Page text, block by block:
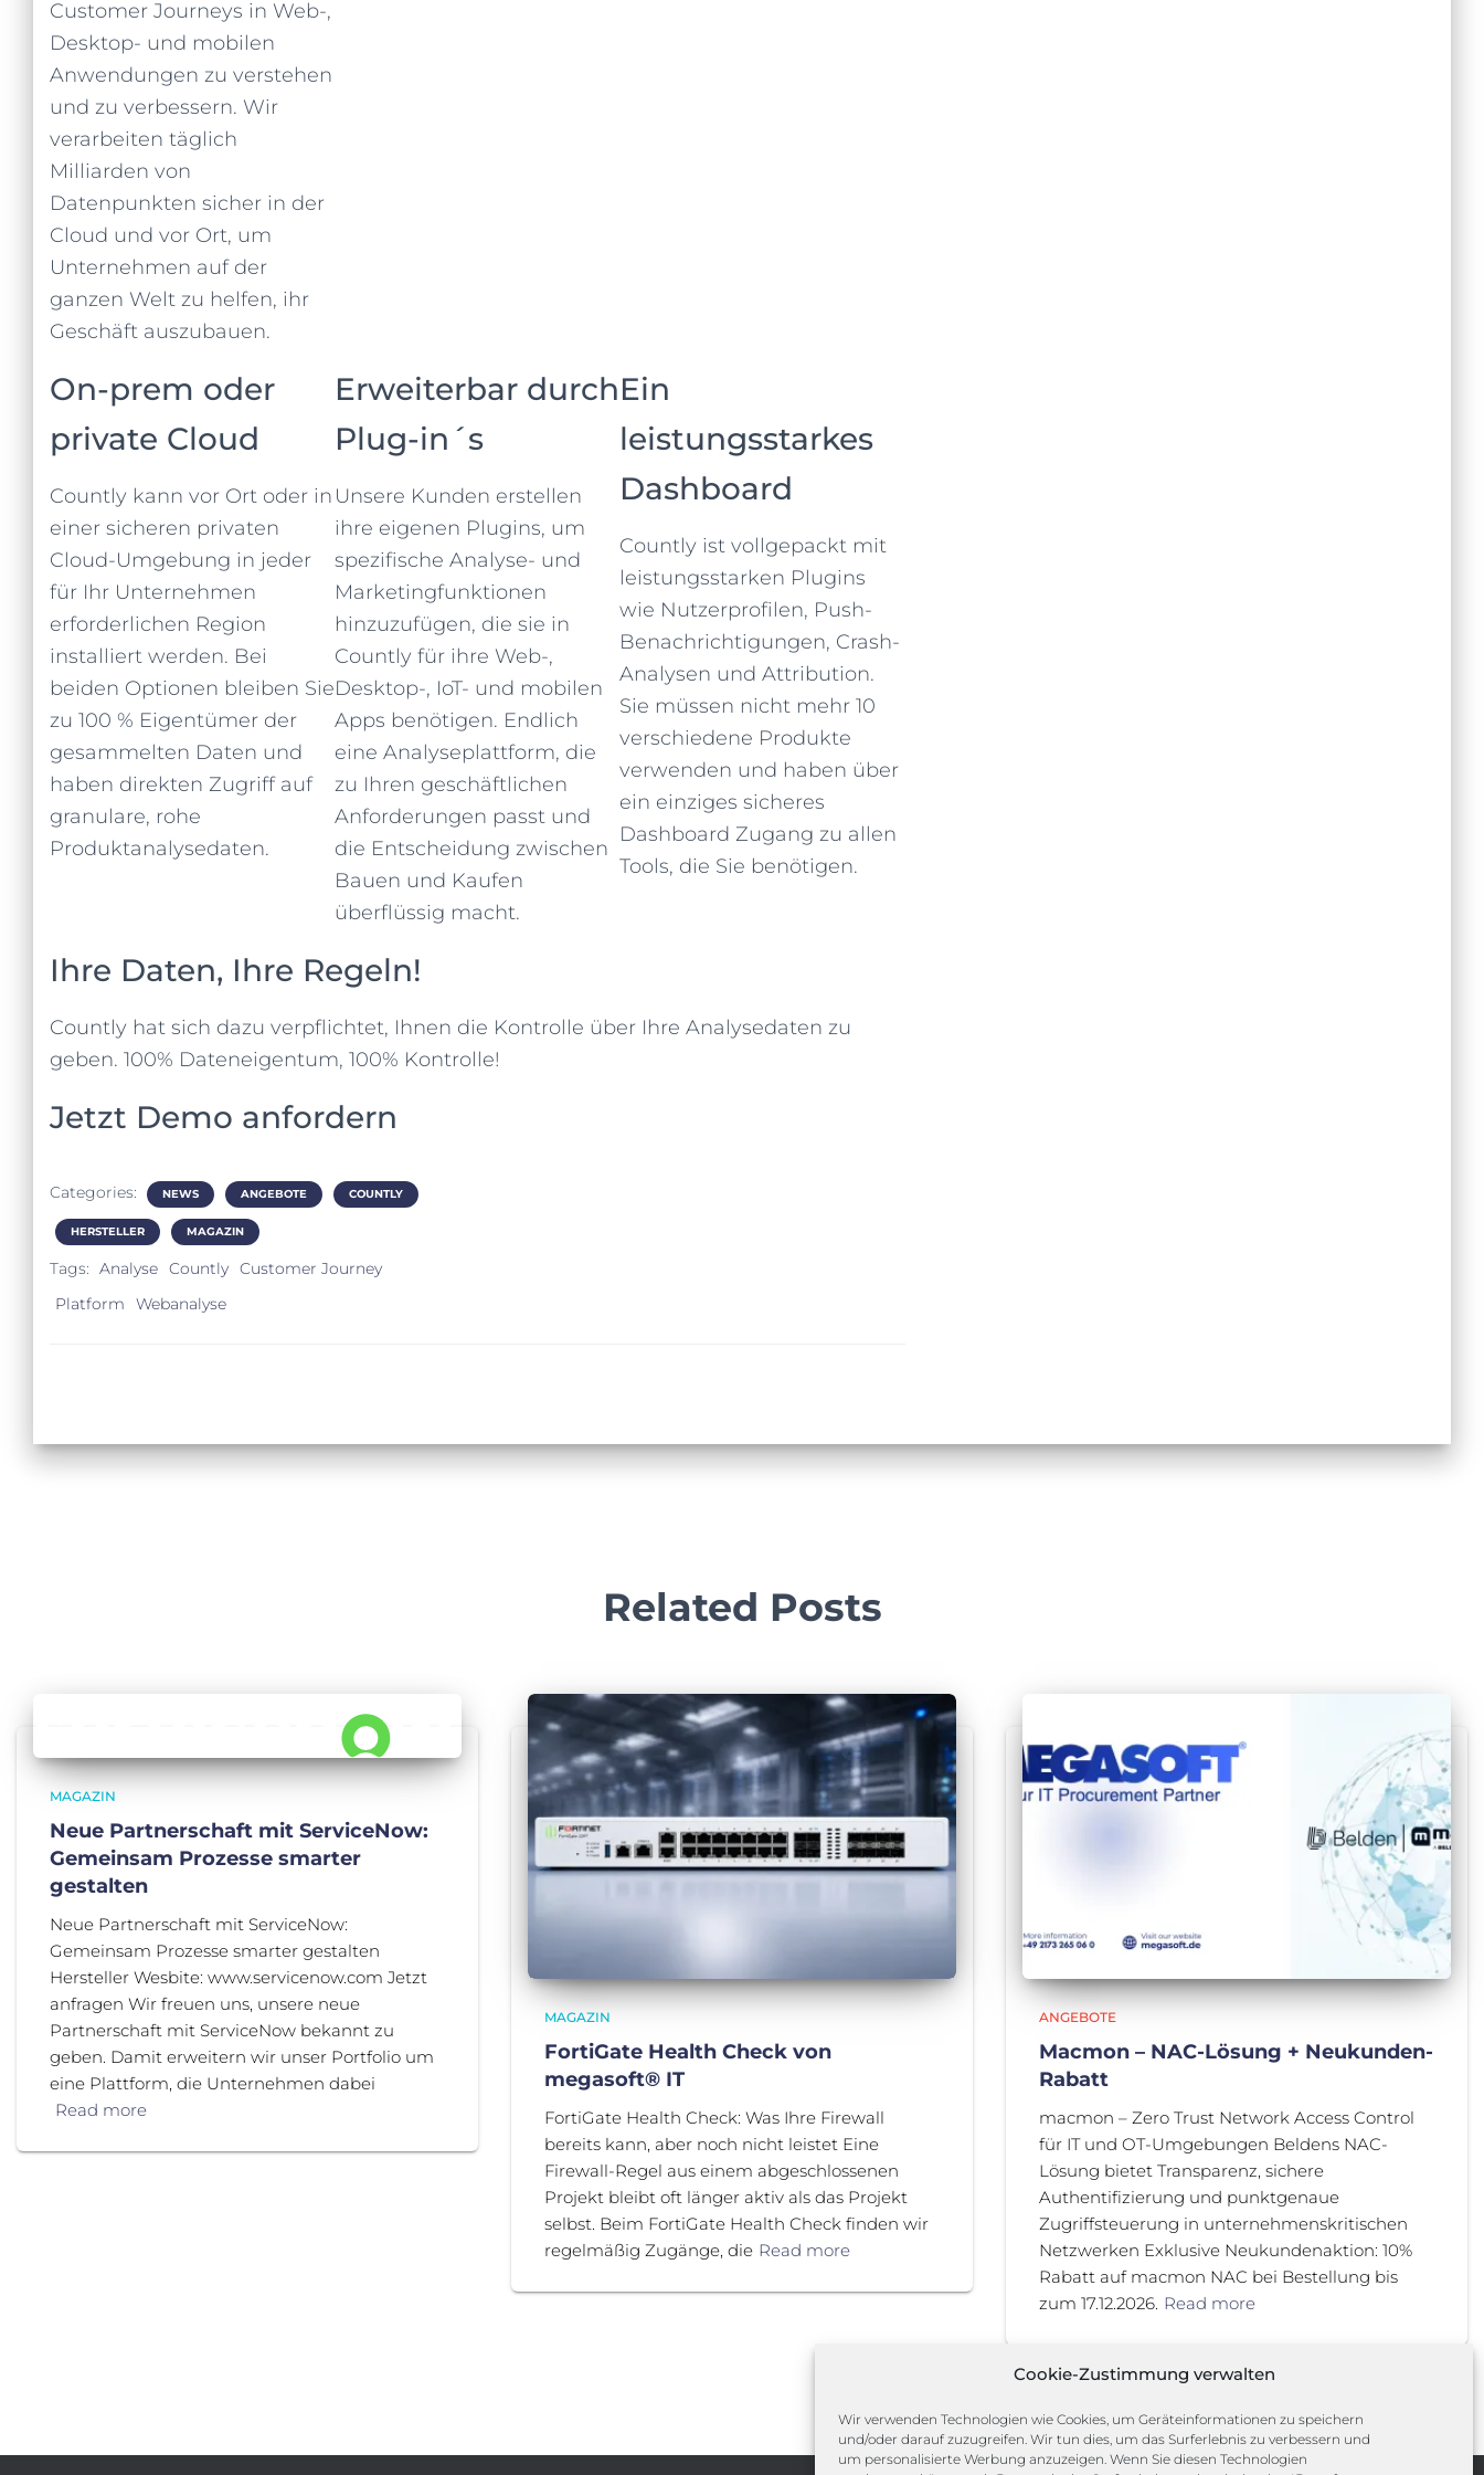
Cookie-Zustimmung verwalten
Wir verwenden Technologien wie Cookies, um Geräteinformationen zu speichern
und/oder darauf zuzugreifen. Wir tun dies, um das Surferlebnis zu verbessern und
um personalisierte Werbung anzuzeigen. Wenn Sie diesen Technologien
Customer Journeys in Web-,
Desktop- und mobilen
Anwendungen zu verstehen
und zu verbessern. Wir
verarbeiten täglich
Milliarden von
Datenpunkten sicher in der
Cloud und vor Ort, um
Unternehmen auf der
ganzen Welt zu helfen, ihr
Geschäft auszubauen.
On-prem oder
private Cloud
Countly kann vor Ort oder in
einer sicheren privaten
Cloud-Umgebung in jeder
für Ihr Unternehmen
erforderlichen Region
installiert werden. Bei
beiden Optionen bleiben Sie
zu 100 % Eigentümer der
gesammelten Daten und
haben direkten Zugriff auf
granulare, rohe
Produktanalysedaten.
Erweiterbar durch
Plug-in´s
Unsere Kunden erstellen
ihre eigenen Plugins, um
spezifische Analyse- und
Marketingfunktionen
hinzuzufügen, die sie in
Countly für ihre Web-,
Desktop-, IoT- und mobilen
Apps benötigen. Endlich
eine Analyseplattform, die
zu Ihren geschäftlichen
Anforderungen passt und
die Entscheidung zwischen
Bauen und Kaufen
überflüssig macht.
Ein
leistungsstarkes
Dashboard
Countly ist vollgepackt mit
leistungsstarken Plugins
wie Nutzerprofilen, Push-
Benachrichtigungen, Crash-
Analysen und Attribution.
Sie müssen nicht mehr 10
verschiedene Produkte
verwenden und haben über
ein einziges sicheres
Dashboard Zugang zu allen
Tools, die Sie benötigen.
Ihre Daten, Ihre Regeln!
Countly hat sich dazu verpflichtet, Ihnen die Kontrolle über Ihre Analysedaten zu
geben. 100% Dateneigentum, 100% Kontrolle!
Jetzt Demo anfordern
Categories: NEWS ANGEBOTE COUNTLY
HERSTELLER MAGAZIN
Tags: Analyse Countly Customer Journey
Platform
Webanalyse
Related Posts
MAGAZIN
Neue Partnerschaft mit ServiceNow:
Gemeinsam Prozesse smarter
gestalten
Neue Partnerschaft mit ServiceNow:
Gemeinsam Prozesse smarter gestalten
Hersteller Wesbite: www.servicenow.com Jetzt
anfragen Wir freuen uns, unsere neue
Partnerschaft mit ServiceNow bekannt zu
geben. Damit erweitern wir unser Portfolio um
eine Plattform, die Unternehmen dabei
Read more
MAGAZIN
FortiGate Health Check von
megasoft® IT
FortiGate Health Check: Was Ihre Firewall
bereits kann, aber noch nicht leistet Eine
Firewall-Regel aus einem abgeschlossenen
Projekt bleibt oft länger aktiv als das Projekt
selbst. Beim FortiGate Health Check finden wir
regelmäßig Zugänge, die Read more
ANGEBOTE
Macmon – NAC-Lösung + Neukunden-
Rabatt
macmon – Zero Trust Network Access Control
für IT und OT-Umgebungen Beldens NAC-
Lösung bietet Transparenz, sichere
Authentifizierung und punktgenaue
Zugriffsteuerung in unternehmenskritischen
Netzwerken Exklusive Neukundenaktion: 10%
Rabatt auf macmon NAC bei Bestellung bis
zum 17.12.2026. Read more